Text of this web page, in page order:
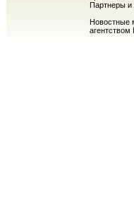
Партнеры и
Новостные